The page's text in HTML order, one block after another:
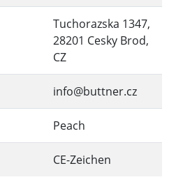
Tuchorazska 1347,
28201 Cesky Brod,
CZ
info@buttner.cz
Peach
CE-Zeichen